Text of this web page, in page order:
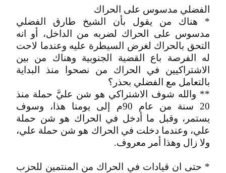
الفضلي مدسوس على الحراك
* هناك من يقول بأن الشيخ طارق الفضلي
مدسوس على الحراك لضربه من الداخل، أو انه
التحق بالحراك لغرض السيطرة عليه وعندما لاحت
له الفرصة باع القضية الجنوبية وهناك من بين
الاشتراكيين في الحراك من نصحوا منذ البداية
بالتعامل مع الفضلي بحذر؟
** والله شوف الاشتراكي هو شن عليَّ حملة منذ
20 سنة من عام 90م إلى يومنا هذا، وسوف
يستمر، وقبل ما أدخل في الحراك هو شن حملة
علي، وعندما دخلت في الحراك هو شن حملة علي،
ولا زال وهذا أمر معروف.
* حتى ان قيادات في الحراك من المنتمين للحزب